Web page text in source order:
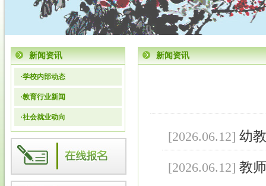
新闻资讯
[2026.06.12] 幼
[2026.06.12] 教
新闻资讯
·学校内部动态
·教育行业新闻
·社会就业动向